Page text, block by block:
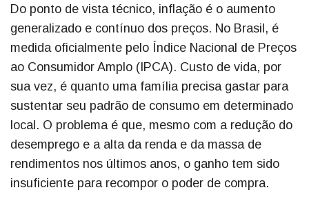
Do ponto de vista técnico, inflação é o aumento
generalizado e contínuo dos preços. No Brasil, é
medida oficialmente pelo Índice Nacional de Preços
ao Consumidor Amplo (IPCA). Custo de vida, por
sua vez, é quanto uma família precisa gastar para
sustentar seu padrão de consumo em determinado
local. O problema é que, mesmo com a redução do
desemprego e a alta da renda e da massa de
rendimentos nos últimos anos, o ganho tem sido
insuficiente para recompor o poder de compra.